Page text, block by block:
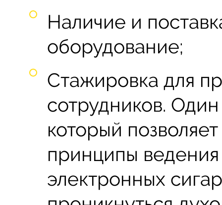
Наличие и
оборудование;
Стажировка для
сотрудников.
который
принципы
электронных